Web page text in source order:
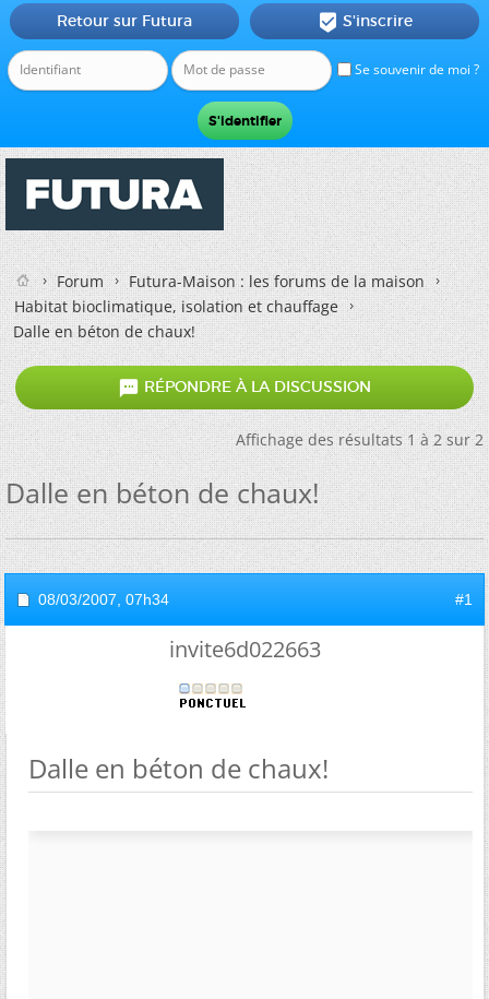
Se souvenir de moi ?
Retour sur Futura  S'inscrire
Forum
Futura-Maison : les forums de la maison
Habitat bioclimatique, isolation et chauffage
Dalle en béton de chaux!
 RÉPONDRE À LA DISCUSSION
Affichage des résultats 1 à 2 sur 2
Dalle en béton de chaux!
08/03/2007, 07h34 #1
invite6d022663
Dalle en béton de chaux!